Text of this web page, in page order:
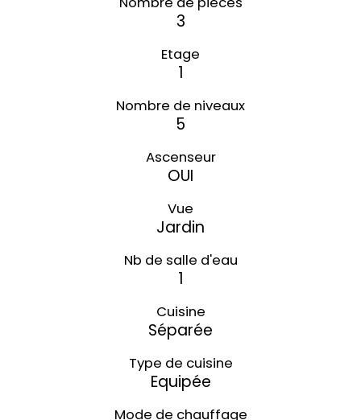
3
Etage
1
Nombre de niveaux
5
Ascenseur
OUI
Vue
Jardin
Nb de salle d'eau
1
Cuisine
Séparée
Type de cuisine
Equipée
Mode de chauffage